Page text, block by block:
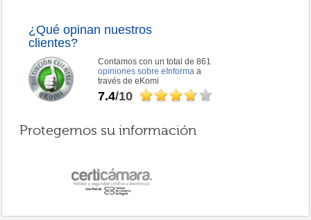
¿Qué opinan nuestros
clientes?
Contamos con un total de 861
opiniones sobre eInforma a
través de eKomi
7.4/10
Protegemos su información